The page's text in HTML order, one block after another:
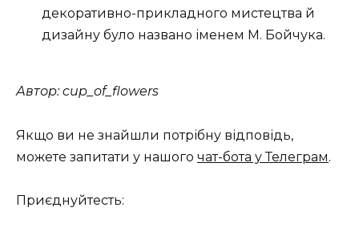
декоративно-прикладного мистецтва й
дизайну було названо іменем М. Бойчука.
Автор: cup_of_flowers
Якщо ви не знайшли потрібну відповідь,
можете запитати у нашого чат-бота у Телеграм.
Приєднуйтесть: